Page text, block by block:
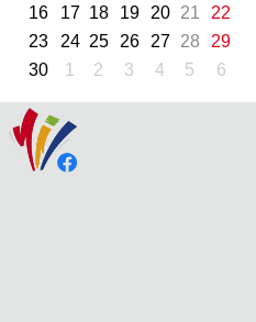
16
17 18 19 20 21
22
23
24 25 26 27 28
29
30
1 2 3 4 5 6